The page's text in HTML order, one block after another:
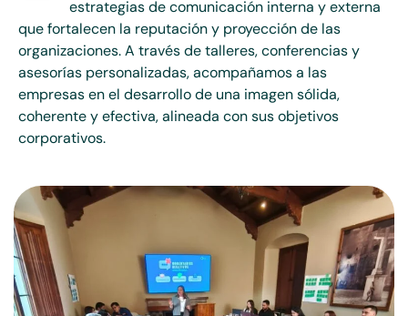
estrategias de comunicación interna y externa
que fortalecen la reputación y proyección de las
organizaciones. A través de talleres, conferencias y
asesorías personalizadas, acompañamos a las
empresas en el desarrollo de una imagen sólida,
coherente y efectiva, alineada con sus objetivos
corporativos.